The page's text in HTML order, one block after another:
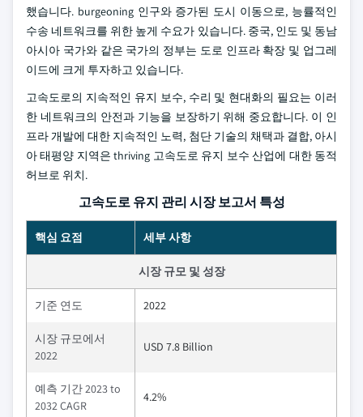
했습니다. burgeoning 인구와 증가된 도시 이동으로, 능률적인
수송 네트워크를 위한 높게 수요가 있습니다. 중국, 인도 및 동남
아시아 국가와 같은 국가의 정부는 도로 인프라 확장 및 업그레
이드에 크게 투자하고 있습니다.
고속도로의 지속적인 유지 보수, 수리 및 현대화의 필요는 이러
한 네트워크의 안전과 기능을 보장하기 위해 중요합니다. 이 인
프라 개발에 대한 지속적인 노력, 첨단 기술의 채택과 결합, 아시
아 태평양 지역은 thriving 고속도로 유지 보수 산업에 대한 동적
허브로 위치.
고속도로 유지 관리 시장 보고서 특성
핵심 요점 세부 사항
시장 규모 및 성장
기준 연도 2022
시장 규모에서
2022
USD 7.8 Billion
예측 기간 2023 to
2032 CAGR
4.2%